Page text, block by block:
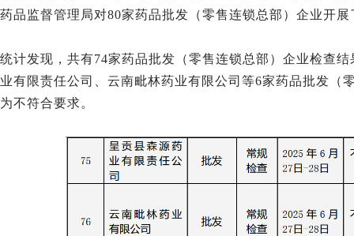
药品监督管理局对80家药品批发（零售连锁总部）企业开
统计发现，共有74家药品批发（零售连锁总部）企业检查
业有限责任公司、云南毗林药业有限公司等6家药品批发（
为不符合要求。